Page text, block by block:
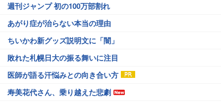
週刊ジャンプ 初の100万部割れ
あがり症が治らない本当の理由
ちいかわ新グッズ説明文に「闇」
敗れた札幌日大の振る舞いに注目
医師が語る汗悩みとの向き合い方
寿美花代さん、乗り越えた悲劇